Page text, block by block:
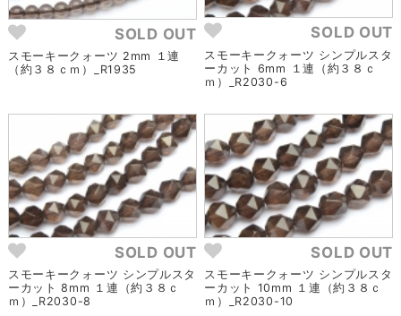
SOLD OUT
スモーキークォーツ 2mm １連
（約３８ｃｍ）_R1935
SOLD OUT
スモーキークォーツ シンプルスタ
ーカット 6mm １連（約３８ｃ
ｍ）_R2030-6
SOLD OUT
スモーキークォーツ シンプルスタ
ーカット 8mm １連（約３８ｃ
ｍ）_R2030-8
SOLD OUT
スモーキークォーツ シンプルスタ
ーカット 10mm １連（約３８ｃ
ｍ）_R2030-10